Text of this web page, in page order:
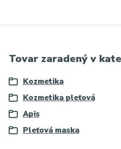
Tovar zaradený v
Kozmetika
Kozmetika pleťová
Apis
Pleťová maska